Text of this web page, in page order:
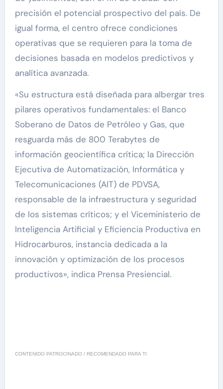
precisión el potencial prospectivo del país. De
igual forma, el centro ofrece condiciones
operativas que se requieren para la toma de
decisiones basada en modelos predictivos y
analítica avanzada.
«Su estructura está diseñada para albergar tres
pilares operativos fundamentales: el Banco
Soberano de Datos de Petróleo y Gas, que
resguarda más de 800 Terabytes de
información geocientífica crítica; la Dirección
Ejecutiva de Automatización, Informática y
Telecomunicaciones (AIT) de PDVSA,
responsable de la infraestructura y seguridad
de los sistemas críticos; y el Viceministerio de
Inteligencia Artificial y Eficiencia Productiva en
Hidrocarburos, instancia dedicada a la
innovación y optimización de los procesos
productivos», indica Prensa Presiencial.
CONTENIDO PATROCINADO / RECOMENDADO PARA TI